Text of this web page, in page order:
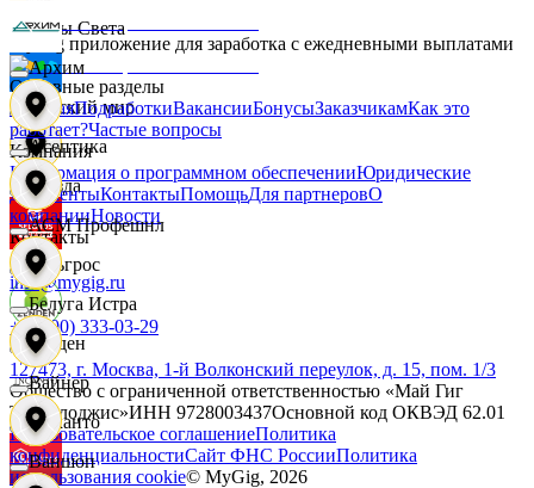
Дары Света
Детский мир
Звезда
Зельгрос
Зенден
Инканто
Архим
Асептика
АСМ Профешнл
Белуга Истра
Вайнер
Ваншоп
MyGig приложение для заработка с ежедневными выплатами
Основные разделы
ГлавнаяПодработкиВакансииБонусыЗаказчикамКак это
работает?Частые вопросы
Компания
Информация о программном обеспеченииЮридические
документыКонтактыПомощьДля партнеровО
компанииНовости
Контакты
info@mygig.ru
+8 (800) 333-03-29
127473, г. Москва, 1-й Волконский переулок, д. 15, пом. 1/3
Общество с ограниченной ответственностью «Май Гиг
Технолоджис»ИНН 9728003437Основной код ОКВЭД 62.01
Пользовательское соглашениеПолитика
конфиденциальностиСайт ФНС РоссииПолитика
использования cookie© MyGig, 2026